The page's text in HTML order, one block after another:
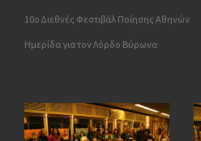
10o Διεθνές Φεστιβάλ Ποίησης Αθηνών
Ημερίδα για τον Λόρδο Βύρωνα